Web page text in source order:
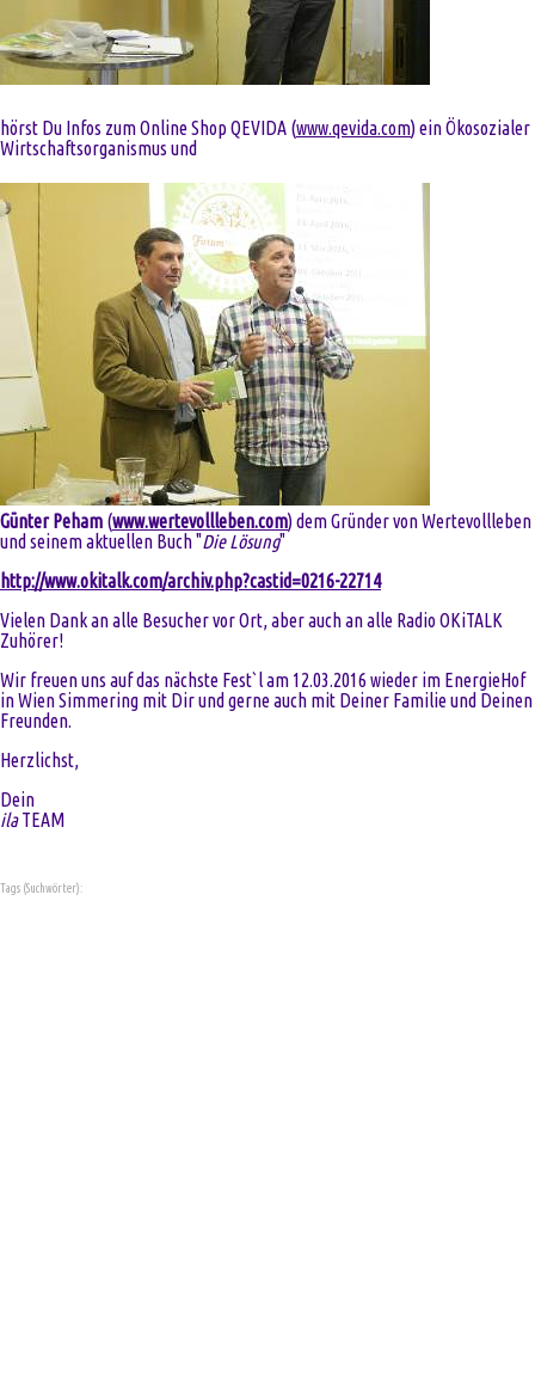
hörst Du Infos zum Online Shop QEVIDA (www.qevida.com) ein Ökosozialer
Wirtschaftsorganismus und
Günter Peham (www.wertevollleben.com) dem Gründer von Wertevollleben
und seinem aktuellen Buch "Die Lösung"
http://www.okitalk.com/archiv.php?castid=0216-22714
Vielen Dank an alle Besucher vor Ort, aber auch an alle Radio OKiTALK
Zuhörer!
Wir freuen uns auf das nächste Fest`l am 12.03.2016 wieder im EnergieHof
in Wien Simmering mit Dir und gerne auch mit Deiner Familie und Deinen
Freunden.
Herzlichst,
Dein
ilaTEAM
Tags (Suchwörter):